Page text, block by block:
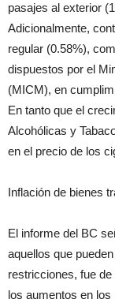
pasajes al exterior
Adicionalmente,
regular (0.58%),
dispuestos por el
(MICM), en
En tanto que el
Alcohólicas y
en el precio de los
Inflación de bienes
El informe del BC
aquellos que
restricciones, fue
los aumentos en